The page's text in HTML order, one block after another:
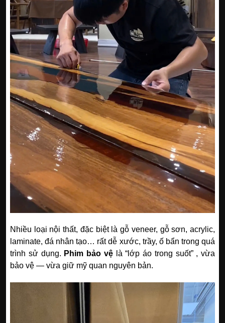
Nhiều loại nội thất, đặc biệt là gỗ veneer, gỗ sơn, acrylic,
laminate, đá nhân tạo… rất dễ xước, trầy, ố bẩn trong quá
trình sử dụng. Phim bảo vệ là “lớp áo trong suốt” , vừa
bảo vệ — vừa giữ mỹ quan nguyên bản.